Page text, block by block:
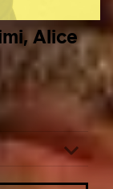
Alice